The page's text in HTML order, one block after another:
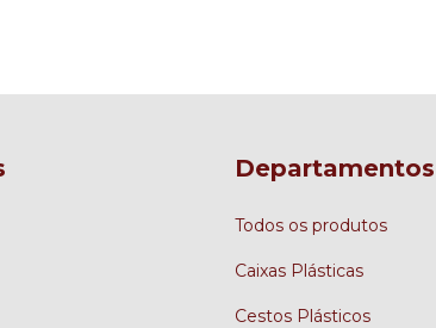
Departamentos
Todos os produtos
Caixas Plásticas
Cestos Plásticos